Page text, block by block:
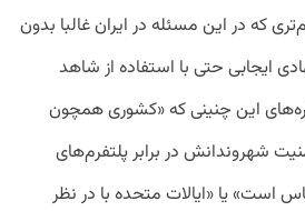
که در این مسئله در ایران غالبا بدون
ایجابی حتی با استفاده از شاهد
این چنینی که «کشوری همچون
شهروندانش در برابر پلتفرم‌های
است» یا «ایالات متحده با در نظر